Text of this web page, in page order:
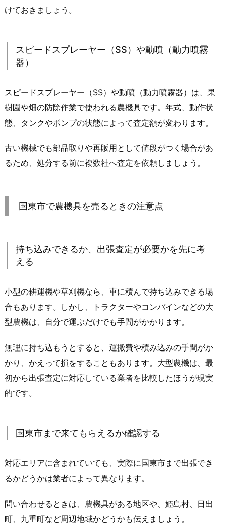
けておきましょう。
スピードスプレーヤー（SS）や動噴（動力噴霧
器）
スピードスプレーヤー（SS）や動噴（動力噴霧器）は、果
樹園や畑の防除作業で使われる農機具です。年式、動作状
態、タンクやポンプの状態によって査定額が変わります。
古い機械でも部品取りや再販用として値段がつく場合があ
るため、処分する前に複数社へ査定を依頼しましょう。
国東市で農機具を売るときの注意点
持ち込みできるか、出張査定が必要かを先に考
える
小型の耕運機や草刈機なら、車に積んで持ち込みできる場
合もあります。しかし、トラクターやコンバインなどの大
型農機は、自分で運ぶだけでも手間がかかります。
無理に持ち込もうとすると、運搬費や積み込みの手間がか
かり、かえって損をすることもあります。大型農機は、最
初から出張査定に対応している業者を比較したほうが現実
的です。
国東市まで来てもらえるか確認する
対応エリアに含まれていても、実際に国東市まで出張でき
るかどうかは業者によって異なります。
問い合わせるときは、農機具がある地区や、姫島村、日出
町、九重町など周辺地域かどうかも伝えましょう。